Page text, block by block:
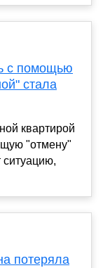
с помощью
стала
квартирой
"отмену"
потеряла